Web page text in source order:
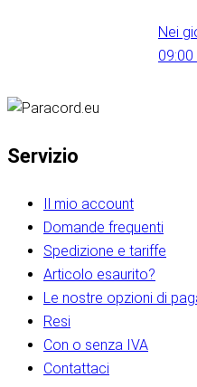
Nei
09:00
Servizio
Il mio account
Domande frequenti
Spedizione e tariffe
Articolo esaurito?
Le nostre opzioni di
Resi
Con o senza IVA
Contattaci